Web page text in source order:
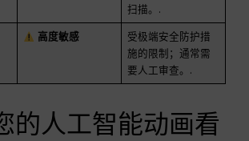
扫描。.
高度敏感
受极端安全防护措
施的限制；通常需
要人工审查。.
的人工智能动画看